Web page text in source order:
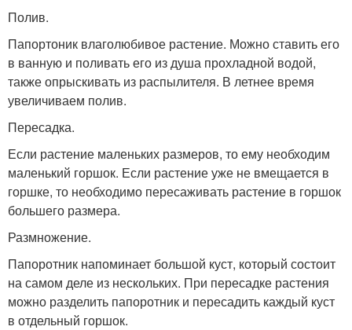
Полив.
Папортоник влаголюбивое растение. Можно ставить его
в ванную и поливать его из душа прохладной водой,
также опрыскивать из распылителя. В летнее время
увеличиваем полив.
Пересадка.
Если растение маленьких размеров, то ему необходим
маленький горшок. Если растение уже не вмещается в
горшке, то необходимо пересаживать растение в горшок
большего размера.
Размножение.
Папоротник напоминает большой куст, который состоит
на самом деле из нескольких. При пересадке растения
можно разделить папоротник и пересадить каждый куст
в отдельный горшок.